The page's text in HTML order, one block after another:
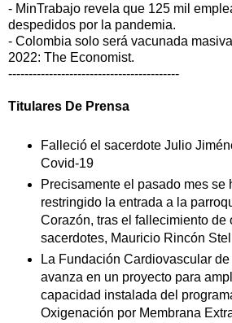
- MinTrabajo revela que 125 mil
despedidos por la pandemia.
- Colombia solo será vacunada
2022: The Economist.
------------------------------------------
Titulares De Prensa
Falleció el sacerdote Julio
Covid-19
Precisamente el pasado mes se
restringido la entrada a la
Corazón, tras el fallecimiento de
sacerdotes, Mauricio Rincón
La Fundación Cardiovascular
avanza en un proyecto para
capacidad instalada del
Oxigenación por Membrana